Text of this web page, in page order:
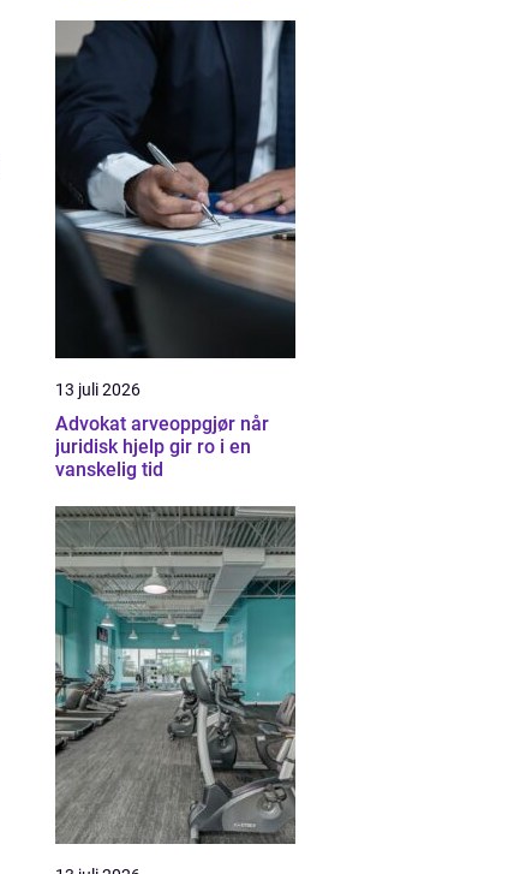
13 juli 2026
Advokat arveoppgjør når
juridisk hjelp gir ro i en
vanskelig tid